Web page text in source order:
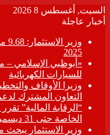
السبت, أغسطس 8 2026
أخبار عاجلة
2025
«أبوظبي الإسلامي
للسيارات الكهربائية
وزيرا الأوقاف
التعاون المشترك
“الرقابة المالية”
الخاصة حتى 31 ديسمبر المقبل
وزير الاستثمار يبحث